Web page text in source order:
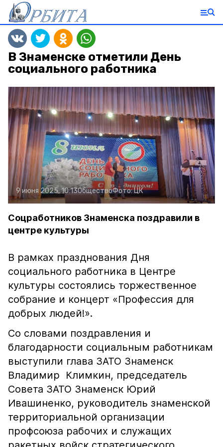
В Знаменске отметили День
социального работника
9 июня 2025, 10:13ОбществоФото:ЦК
Соцработников Знаменска поздравили в
центре культуры
В рамках празднования Дня
социального работника в Центре
культуры состоялись торжественное
собрание и концерт «Профессия для
добрых людей!».
Со словами поздравления и
благодарности социальным работникам
выступили глава ЗАТО Знаменск
Владимир Климкин, председатель
Совета ЗАТО Знаменск Юрий
Ивашиненко, руководитель знаменской
территориальной организации
профсоюза рабочих и служащих